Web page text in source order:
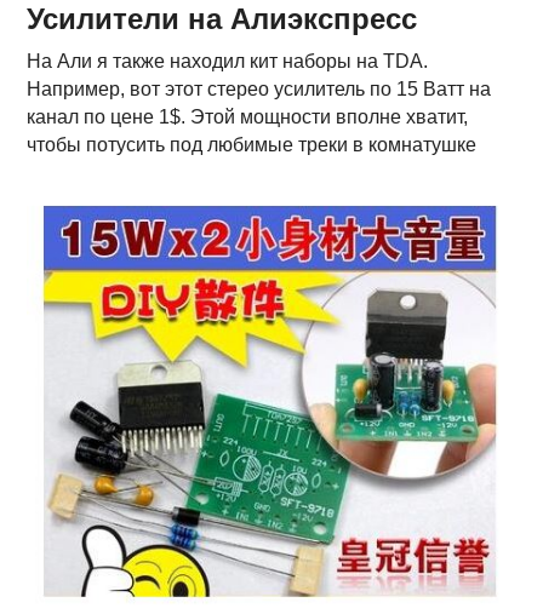
Усилители на Алиэкспресс
На Али я также находил кит наборы на TDA.
Например, вот этот стерео усилитель по 15 Ватт на
канал по цене 1$. Этой мощности вполне хватит,
чтобы потусить под любимые треки в комнатушке